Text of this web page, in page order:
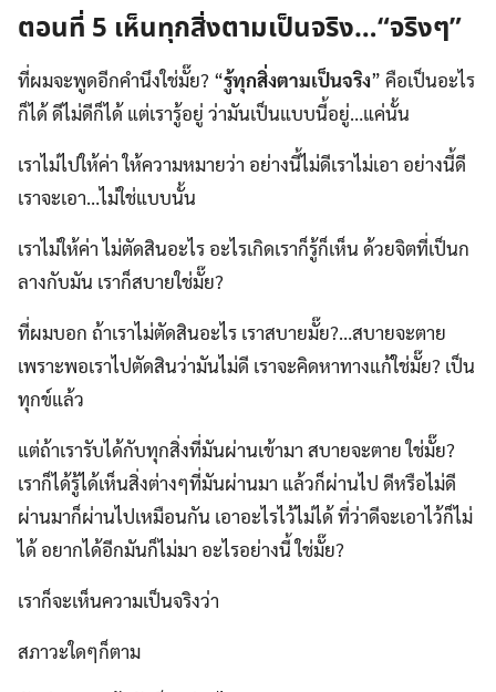
ตอนที่ 5 เห็นทุกสิ่งตามเป็นจริง…“จริงๆ”
ที่ผมจะพูดอีกคำนึงใช่มั๊ย? “รู้ทุกสิ่งตามเป็นจริง” คือเป็นอะไร
ก็ได้ ดีไม่ดีก็ได้ แต่เรารู้อยู่ ว่ามันเป็นแบบนี้อยู่…แค่นั้น
เราไม่ไปให้ค่า ให้ความหมายว่า อย่างนี้ไม่ดีเราไม่เอา อย่างนี้ดี
เราจะเอา…ไม่ใช่แบบนั้น
เราไม่ให้ค่า ไม่ตัดสินอะไร อะไรเกิดเราก็รู้ก็เห็น ด้วยจิตที่เป็นก
ลางกับมัน เราก็สบายใช่มั๊ย?
ที่ผมบอก ถ้าเราไม่ตัดสินอะไร เราสบายมั๊ย?…สบายจะตาย
เพราะพอเราไปตัดสินว่ามันไม่ดี เราจะคิดหาทางแก้ใช่มั๊ย? เป็น
ทุกข์แล้ว
แต่ถ้าเรารับได้กับทุกสิ่งที่มันผ่านเข้ามา สบายจะตาย ใช่มั๊ย?
เราก็ได้รู้ได้เห็นสิ่งต่างๆที่มันผ่านมา แล้วก็ผ่านไป ดีหรือไม่ดี
ผ่านมาก็ผ่านไปเหมือนกัน เอาอะไรไว้ไม่ได้ ที่ว่าดีจะเอาไว้ก็ไม่
ได้ อยากได้อีกมันก็ไม่มา อะไรอย่างนี้ ใช่มั๊ย?
เราก็จะเห็นความเป็นจริงว่า
สภาวะใดๆก็ตาม